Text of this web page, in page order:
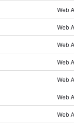
Web
Web
Web
Web
Web
Web
Web